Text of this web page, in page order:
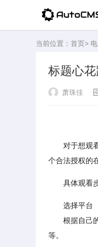
当前位置： 首页>
标题心
萧珠佳
对于想观看
个合法授权的
具体观看
选择平台
根据自己的
等。